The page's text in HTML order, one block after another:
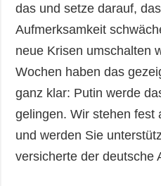
das und setze darauf,
Aufmerksamkeit
neue Krisen umschalten
Wochen haben das
ganz klar: Putin werde
gelingen. Wir stehen fest
und werden Sie
versicherte der deutsche